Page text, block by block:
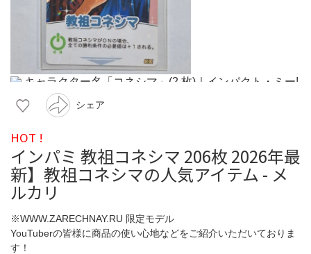
シェア
HOT !
インパミ 教祖コネシマ 206枚 2026年最
新】教祖コネシマの人気アイテム - メ
ルカリ
※WWW.ZARECHNAY.RU 限定モデル
YouTuberの皆様に商品の使い心地などをご紹介いただいておりま
す！